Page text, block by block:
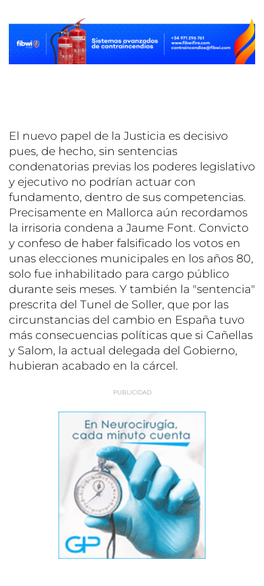
El nuevo papel de la Justicia es decisivo
pues, de hecho, sin sentencias
condenatorias previas los poderes legislativo
y ejecutivo no podrían actuar con
fundamento, dentro de sus competencias.
Precisamente en Mallorca aún recordamos
la irrisoria condena a Jaume Font. Convicto
y confeso de haber falsificado los votos en
unas elecciones municipales en los años 80,
solo fue inhabilitado para cargo público
durante seis meses. Y también la "sentencia"
prescrita del Tunel de Soller, que por las
circunstancias del cambio en España tuvo
más consecuencias políticas que si Cañellas
y Salom, la actual delegada del Gobierno,
hubieran acabado en la cárcel.